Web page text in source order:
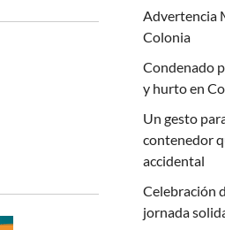
Advertencia
Colonia
Condenado
y hurto en
Un gesto
contenedor
accidental
Celebración
jornada